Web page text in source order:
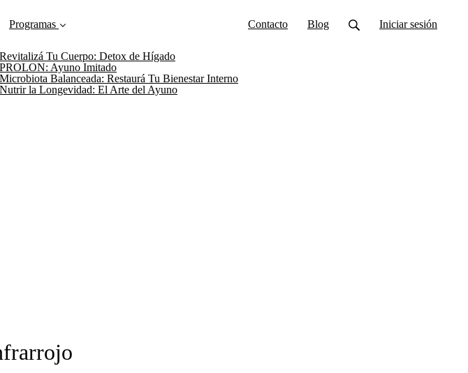
Programas
Revitalizá Tu Cuerpo: Detox de Hígado
PROLON: Ayuno Imitado
Microbiota Balanceada: Restaurá Tu Bienestar Interno
Nutrir la Longevidad: El Arte del Ayuno
Contacto Blog Iniciar sesión